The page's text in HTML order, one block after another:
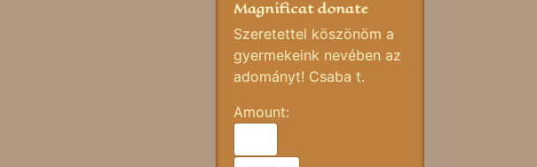
Magnificat donate
Szeretettel köszönöm a
gyermekeink nevében az
adományt! Csaba t.
Amount: